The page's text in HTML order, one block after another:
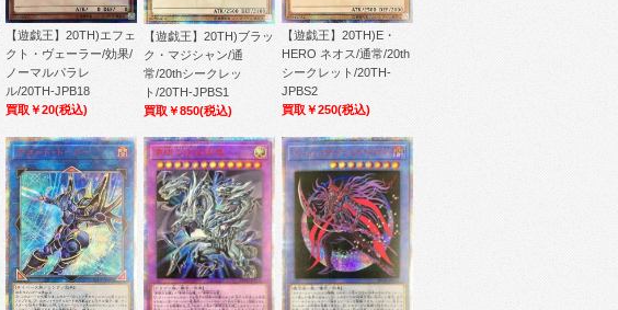
【遊戯王】20TH)エフェ
クト・ヴェーラー/効果/
ノーマルパラレ
ル/20TH-JPB18
買取￥20(税込)
【遊戯王】20TH)ブラッ
ク・マジシャン/通
常/20thシークレッ
ト/20TH-JPBS1
買取￥850(税込)
【遊戯王】20TH)E・
HERO ネオス/通常/20th
シークレット/20TH-
JPBS2
買取￥250(税込)